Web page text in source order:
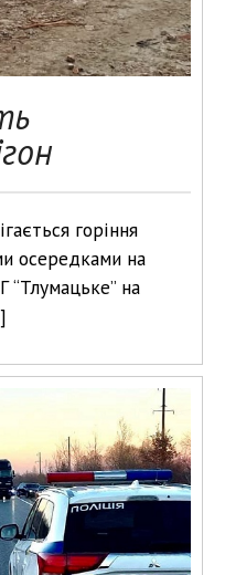
горіння
осередками на
“Тлумацьке” на